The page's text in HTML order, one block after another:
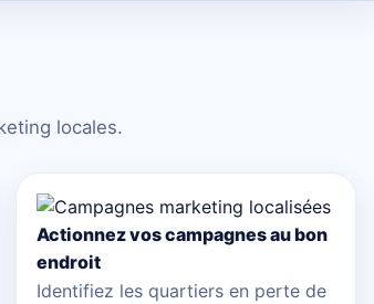
locales.
Actionnez vos campagnes au bon
endroit
Identifiez les quartiers en perte de